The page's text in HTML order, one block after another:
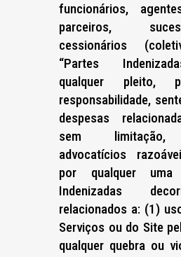
funcionários,
parceiros,
cessionários
“Partes
qualquer pleito,
responsabilidade,
despesas
sem limitação,
advocatícios
por qualquer
Indenizadas
relacionados a: (1)
Serviços ou do Site
qualquer quebra ou